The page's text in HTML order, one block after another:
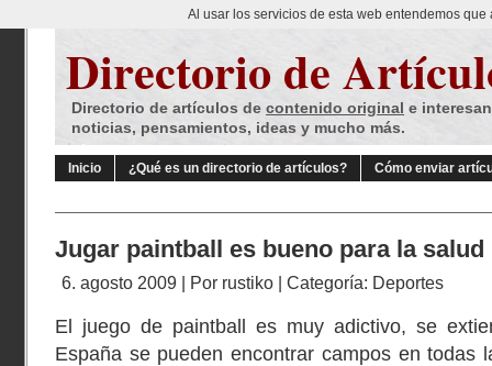
Directorio de
Directorio de artículos de contenido original e
noticias, pensamientos, ideas y mucho más.
Inicio ¿Qué es un directorio de artículos? Cómo enviar
Jugar paintball es bueno para la salud
6. agosto 2009 | Por rustiko | Categoría: Deportes
El juego de paintball es muy adictivo, se
España se pueden encontrar campos en todas
Al usar los servicios de esta web entendemos